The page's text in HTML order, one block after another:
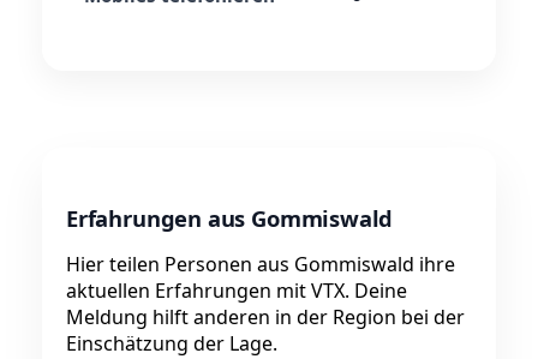
Erfahrungen aus Gommiswald
Hier teilen Personen aus Gommiswald ihre
aktuellen Erfahrungen mit VTX. Deine
Meldung hilft anderen in der Region bei der
Einschätzung der Lage.